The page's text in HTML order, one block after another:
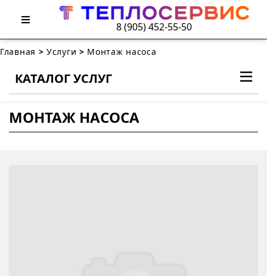
8 (905) 452-55-50
Главная >Услуги > Монтаж насоса
КАТАЛОГ УСЛУГ
МОНТАЖ НАСОСА